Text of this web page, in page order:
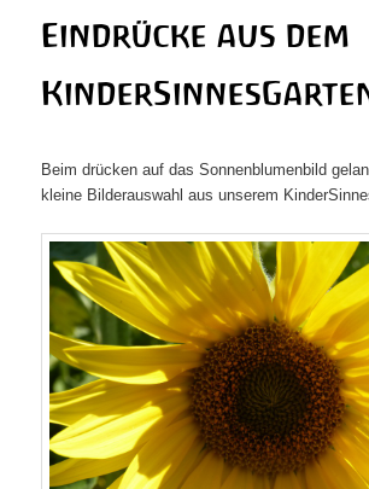
Eindrücke aus dem
Beim drücken auf das Sonnenblumenbild
kleine Bilderauswahl aus unserem